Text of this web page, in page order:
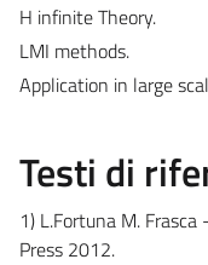
H infinite Theory.
LMI methods.
Application in large
Testi di
1) L.Fortuna M.
Press 2012.